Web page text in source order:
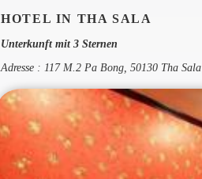
HOTEL IN THA SALA
Unterkunft mit 3 Sternen
Adresse : 117 M.2 Pa Bong, 50130 Tha Sala